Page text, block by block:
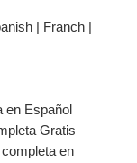
| Franch |